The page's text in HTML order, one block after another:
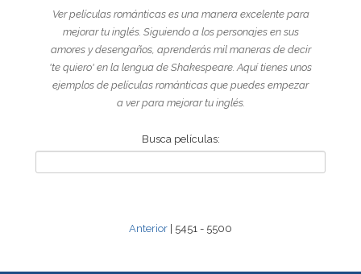
Ver películas románticas es una manera excelente para
mejorar tu inglés. Siguiendo a los personajes en sus
amores y desengaños, aprenderás mil maneras de decir
'te quiero' en la lengua de Shakespeare. Aquí tienes unos
ejemplos de películas románticas que puedes empezar
a ver para mejorar tu inglés.
Busca películas:
Anterior | 5451 - 5500